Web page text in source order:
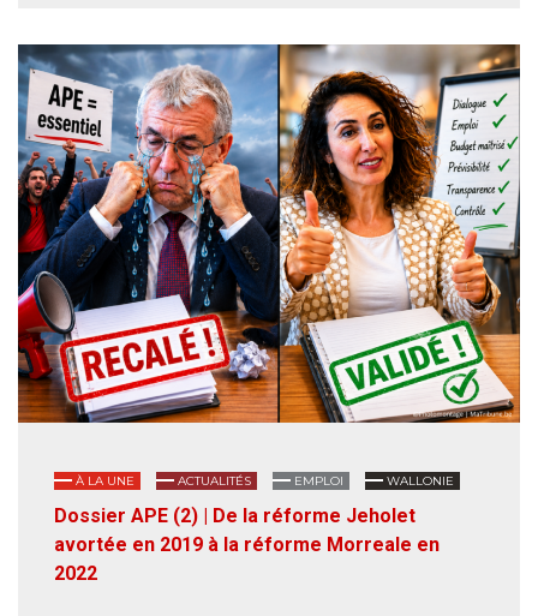
À LA UNE ACTUALITÉS EMPLOI WALLONIE
Dossier APE (2) | De la réforme Jeholet
avortée en 2019 à la réforme Morreale en
2022